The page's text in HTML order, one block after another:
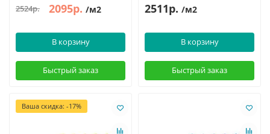
2524р. 2095р. /м2
В корзину
Быстрый заказ
2511р. /м2
В корзину
Быстрый заказ
Ваша скидка: -17%